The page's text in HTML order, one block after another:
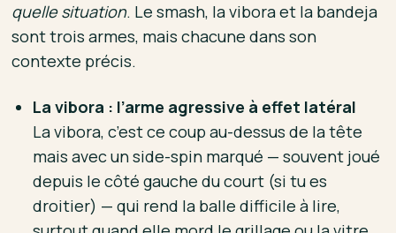
quelle situation. Le smash, la vibora et la bandeja
sont trois armes, mais chacune dans son
contexte précis.
La vibora : l’arme agressive à effet latéral
La vibora, c’est ce coup au-dessus de la tête
mais avec un side-spin marqué — souvent joué
depuis le côté gauche du court (si tu es
droitier) — qui rend la balle difficile à lire,